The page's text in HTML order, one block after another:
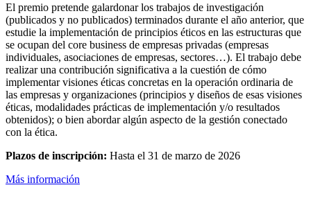
El premio pretende galardonar los trabajos de investigación
(publicados y no publicados) terminados durante el año anterior, que
estudie la implementación de principios éticos en las estructuras que
se ocupan del core business de empresas privadas (empresas
individuales, asociaciones de empresas, sectores…). El trabajo debe
realizar una contribución significativa a la cuestión de cómo
implementar visiones éticas concretas en la operación ordinaria de
las empresas y organizaciones (principios y diseños de esas visiones
éticas, modalidades prácticas de implementación y/o resultados
obtenidos); o bien abordar algún aspecto de la gestión conectado
con la ética.
Plazos de inscripción: Hasta el 31 de marzo de 2026
Más información